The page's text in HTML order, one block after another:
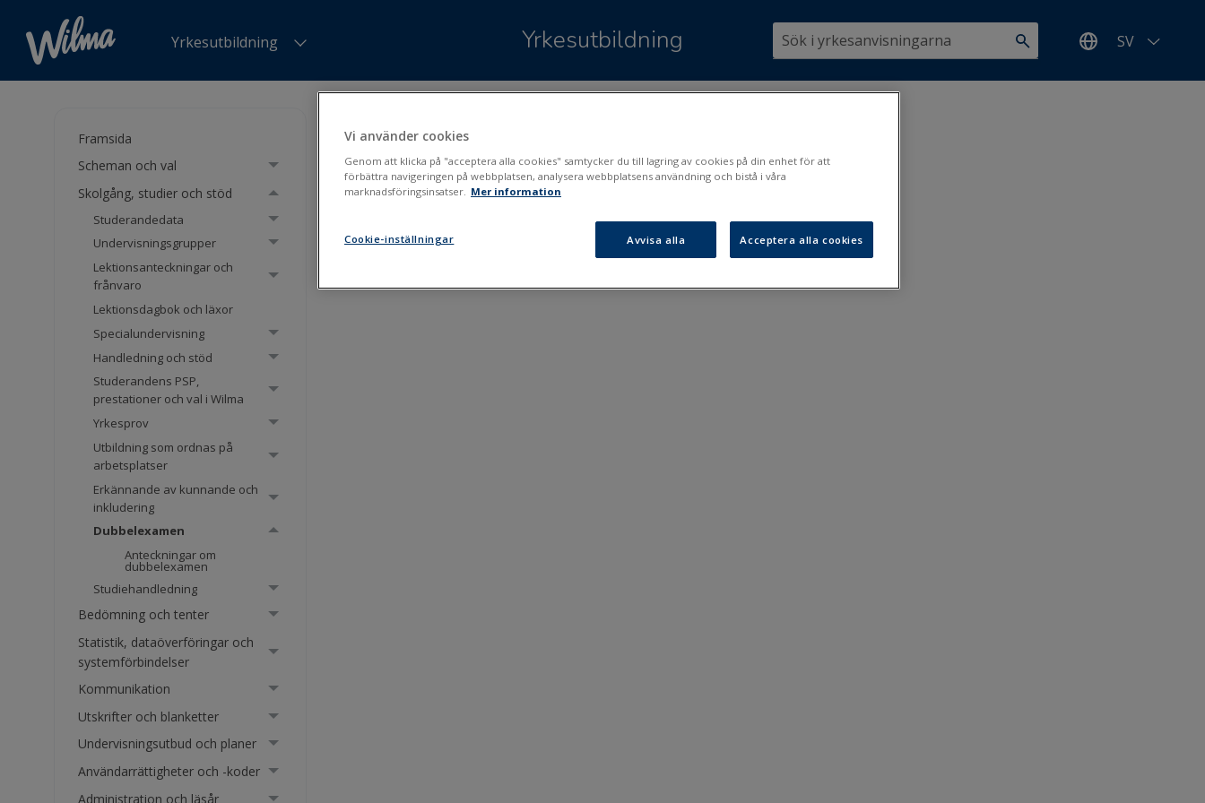
Yrkesutbildning Yrkesutbildning SV
Framsida
Scheman och val
Skolgång, studier och stöd
Studerandedata
Undervisningsgrupper
Lektionsanteckningar och
frånvaro
Lektionsdagbok och läxor
Specialundervisning
Handledning och stöd
Studerandens PSP,
prestationer och val i Wilma
Yrkesprov
Utbildning som ordnas på
arbetsplatser
Erkännande av kunnande och
inkludering
Dubbelexamen
Anteckningar om
dubbelexamen
Studiehandledning
Bedömning och tenter
Statistik, dataöverföringar och
systemförbindelser
Kommunikation
Utskrifter och blanketter
Undervisningsutbud och planer
Användarrättigheter och -koder
Administration och läsår
Dubbelexamen
Vi använder cookies
Genom att klicka på "acceptera alla cookies" samtycker du till lagring av cookies på din enhet för att
förbättra navigeringen på webbplatsen, analysera webbplatsens användning och bistå i våra
marknadsföringsinsatser. Mer information
Cookie-inställningar Avvisa alla Acceptera alla cookies